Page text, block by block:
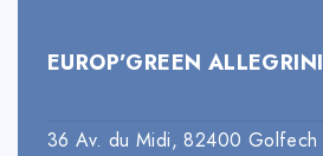
EUROP’GREEN ALLEGRINI
36 Av. du Midi, 82400 Golfech